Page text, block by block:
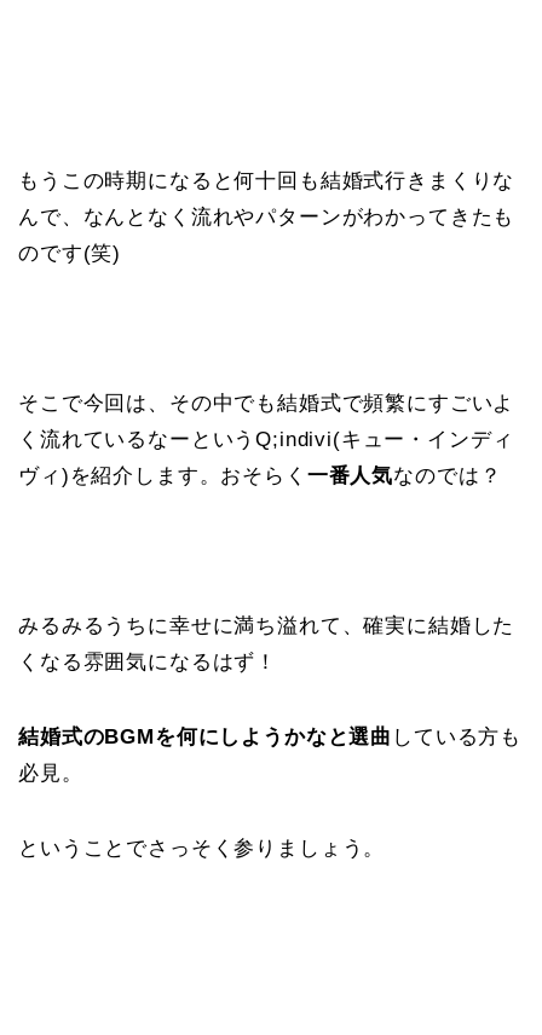
もうこの時期になると何十回も結婚式行きまくりな
んで、なんとなく流れやパターンがわかってきたも
のです(笑)
そこで今回は、その中でも結婚式で頻繁にすごいよ
く流れているなーというQ;indivi(キュー・インディ
ヴィ)を紹介します。おそらく 一番人気なのでは？
みるみるうちに幸せに満ち溢れて、確実に結婚した
くなる雰囲気になるはず！
結婚式のBGMを何にしようかなと選曲 している方も
必見。
ということでさっそく参りましょう。